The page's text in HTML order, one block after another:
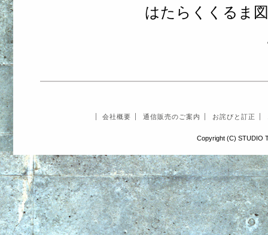
はたらくくるま
会社概要 通信販売のご案内 お詫びと訂正
Copyright (C) STUDIO